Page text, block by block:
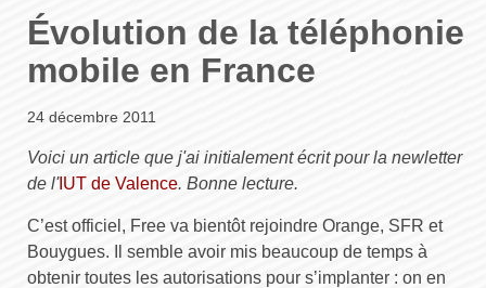
Évolution de la téléphonie
mobile en France
24 décembre 2011
Voici un article que j'ai initialement écrit pour la newletter
de l'IUT de Valence. Bonne lecture.
C’est officiel, Free va bientôt rejoindre Orange, SFR et
Bouygues. Il semble avoir mis beaucoup de temps à
obtenir toutes les autorisations pour s’implanter : on en